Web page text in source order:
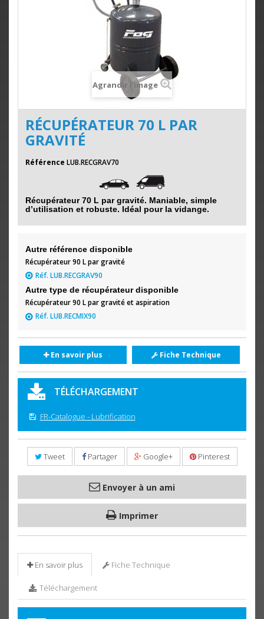
Agrandir l'image
RÉCUPÉRATEUR 70 L PAR
GRAVITÉ
Référence LUB.RECGRAV70
Récupérateur 70 L par gravité. Maniable, simple
d’utilisation et robuste. Idéal pour la vidange.
Autre référence disponible
Récupérateur 90 L par gravité
Réf. LUB.RECGRAV90
Autre type de récupérateur disponible
Récupérateur 90 L par gravité et aspiration
Réf. LUB.RECMIX90
En savoir plus Fiche Technique
TÉLÉCHARGEMENT
FR-Catalogue - Lubrification
Tweet Partager Google+ Pinterest
Envoyer à un ami
Imprimer
En savoir plus Fiche Technique
Téléchargement